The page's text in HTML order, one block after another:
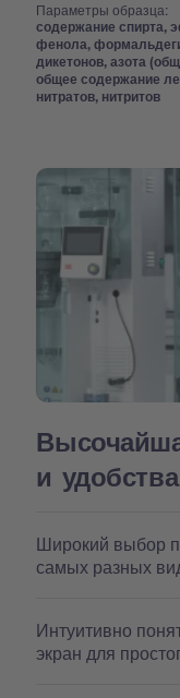
Параметры образца:
содержание спирта,
фенола,
дикетонов, азота
общее содержание
нитратов, нитритов
и удобства
Широкий выбор
самых разных
Интуитивно
экран для